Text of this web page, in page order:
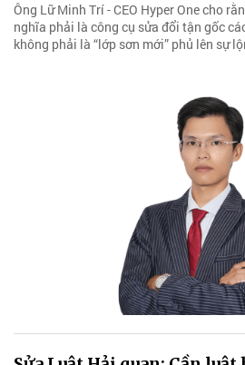
Ông Lữ Minh Trí - CEO Hyper One cho
nghĩa phải là công cụ sửa đổi tận gốc
không phải là “lớp sơn mới” phủ lên sự